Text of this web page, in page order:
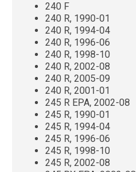
240 F
240 R, 1990-01
240 R, 1994-04
240 R, 1996-06
240 R, 1998-10
240 R, 2002-08
240 R, 2005-09
240 R, 2001-01
245 R EPA, 2002-08
245 R, 1990-01
245 R, 1994-04
245 R, 1996-06
245 R, 1998-10
245 R, 2002-08